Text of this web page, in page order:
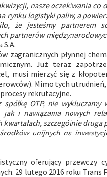
nasze oczekiwania co
rynku logistyki paliw, a
że jesteśmy partnerem
partnerów
zagranicznych płynnej
Już teraz
musi mierzyć się z
Mimo tych utrudnień,
rekrutacyjne.
OTP, nie wykluczamy
jak i nawiązania nowych
szczególnie druga
unijnych na
oferujący przewozy
29 lutego 2016 roku Trans